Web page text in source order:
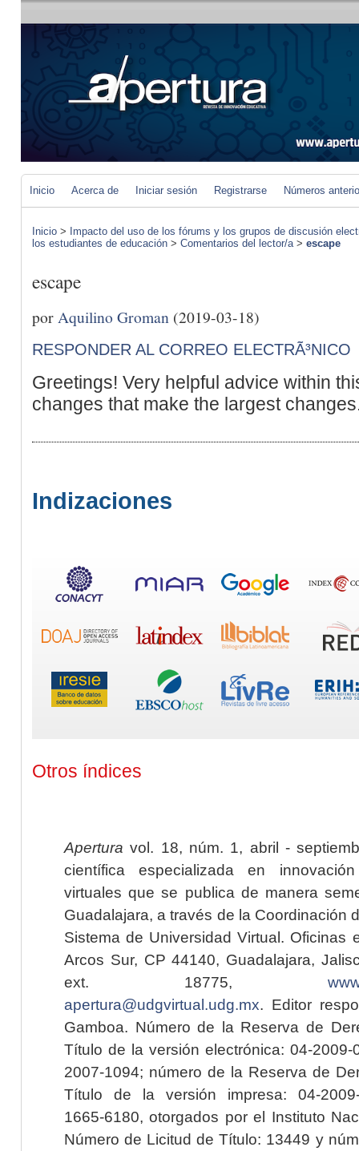
Inicio Acerca de Iniciar sesión Registrarse Números
Inicio > Impacto del uso de los fórums y los grupos de discusión
los estudiantes de educación > Comentarios del lector/a> escape
escape
por Aquilino Groman (2019-03-18)
RESPONDER AL CORREO ELECTRÃ³NICO
Greetings! Very helpful advice within
changes that make the largest
Indizaciones
Otros índices
Apertura vol. 18, núm. 1, abril -
científica especializada en
virtuales que se publica de manera
Guadalajara, a través de la Coordinación
Sistema de Universidad Virtual. Oficinas
Arcos Sur, CP 44140, Guadalajara,
ext. 18775,
apertura@udgvirtual.udg.mx. Editor
Gamboa. Número de la Reserva de
Título de la versión electrónica: 04-2009-
2007-1094; número de la Reserva de
Título de la versión impresa: 04-2009-
1665-6180, otorgados por el Instituto
Número de Licitud de Título: 13449 y